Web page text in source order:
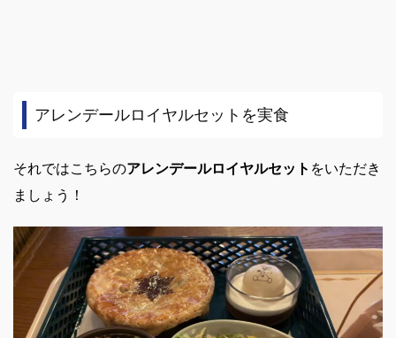
アレンデールロイヤルセットを実食
それではこちらのアレンデールロイヤルセット をいただき
ましょう！